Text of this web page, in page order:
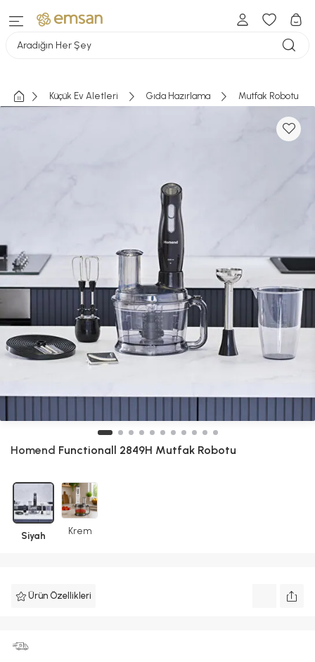
Aradığın Her Şey
Küçük Ev Aletleri Gıda Hazırlama Mutfak Robotu
Homend Functionall 2849H Mutfak Robotu
Siyah Krem
Ürün Özellikleri